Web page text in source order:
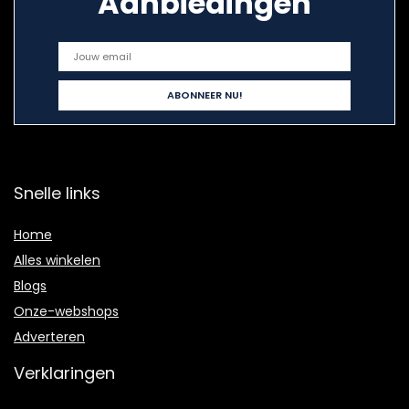
Snelle links
Home
Alles winkelen
Blogs
Onze-webshops
Adverteren
Verklaringen